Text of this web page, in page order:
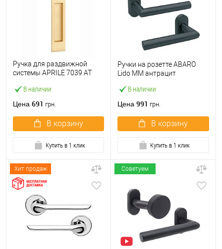
В наличии
Ручка для раздвижной
системы APRILE 7039 AT
Цена 691 грн.
В корзину
Купить в 1 клик
В наличии
Ручки на розетте ABARO
Lido MM антрацит
Цена 991 грн.
В корзину
Купить в 1 клик
Хит продаж Советуем